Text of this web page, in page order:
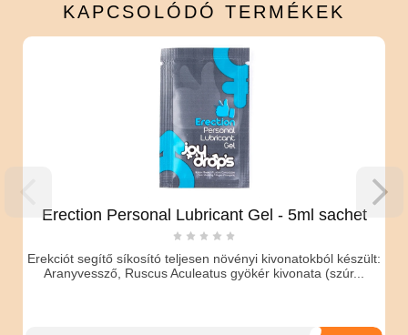
KAPCSOLÓDÓ TERMÉKEK
Erection Personal Lubricant Gel - 5ml sachet
Erekciót segítő síkosító teljesen növényi kivonatokból készült:
Aranyvessző, Ruscus Aculeatus gyökér kivonata (szúr...